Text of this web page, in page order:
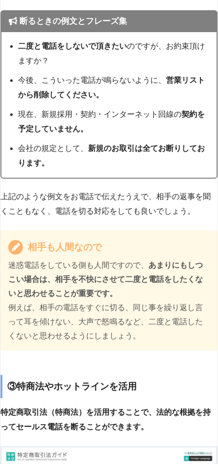
断るときの例文とフレーズ集
二度と電話をしないで頂きたいのですが、お約束頂け
ますか？
今後、こういった電話が鳴らないように、営業リスト
から削除してください。
現在、新規採用・契約・インターネット回線の契約を
予定していません。
会社の規定として、 新規のお取引は全てお断りしてお
ります。
上記のような例文をお電話で伝えたうえで、相手の返事を聞
くこともなく、電話を切る対応をしても良いでしょう。
相手も人間なので
迷惑電話をしている側も人間ですので、 あまりにもしつ
こい場合は、相手を不快にさせて二度と電話をしたくな
いと思わせることが重要です。
例えば、相手の電話をすぐに切る、同じ事を繰り返し言
って耳を傾けない、大声で怒鳴るなど、二度と電話した
くないと思わせるようにしましょう。
③特商法やホットラインを活用
特定商取引法（特商法）を活用することで、法的な根拠を持
ってセールス電話を断ることができます。